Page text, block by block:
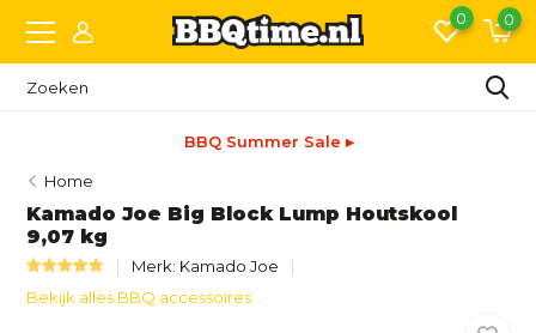
0 0
BBQ Summer Sale ▸
Home
Kamado Joe Big Block Lump Houtskool
9,07 kg
Merk: Kamado Joe
Bekijk alles BBQ accessoires